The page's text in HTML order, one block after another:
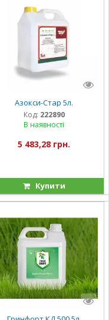
Азокси-Стар 5л.
Код: 222890
В наявності
5 483,28 грн.
Купити